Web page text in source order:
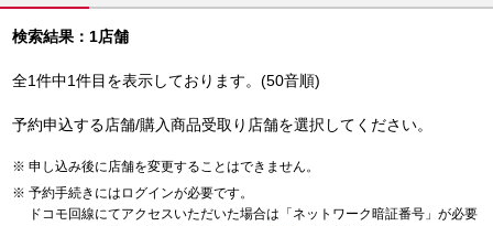
検索結果：1店舗
全1件中1件目を表示しております。(50音順)
予約申込する店舗/購入商品受取り店舗を選択してください。
申し込み後に店舗を変更することはできません。
予約手続きにはログインが必要です。
ドコモ回線にてアクセスいただいた場合は「ネットワーク暗証番号」が必要